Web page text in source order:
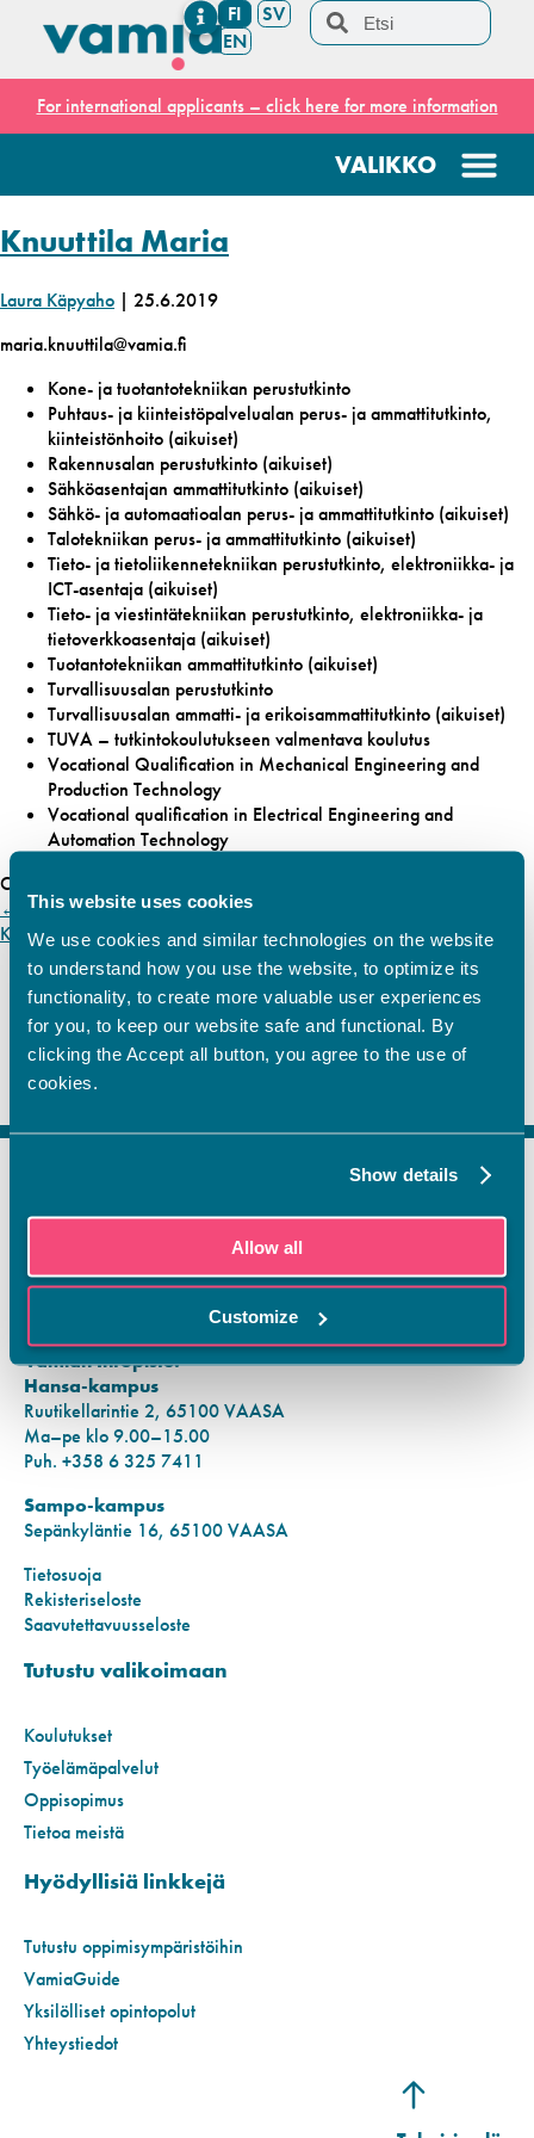
This website uses cookies
We use cookies and similar technologies on the website
to understand how you use the website, to optimize its
functionality, to create more valuable user experiences
for you, to keep our website safe and functional. By
clicking the Accept all button, you agree to the use of
cookies.
Show details
Allow all
Customize
FI
SV
EN
For international applicants – click here for more information
Knuuttila Maria
Laura Käpyaho | 25.6.2019
maria.knuuttila@vamia.fi
Kone- ja tuotantotekniikan perustutkinto
Puhtaus- ja kiinteistöpalvelualan perus- ja ammattitutkinto,
kiinteistönhoito (aikuiset)
Rakennusalan perustutkinto (aikuiset)
Sähköasentajan ammattitutkinto (aikuiset)
Sähkö- ja automaatioalan perus- ja ammattitutkinto (aikuiset)
Talotekniikan perus- ja ammattitutkinto (aikuiset)
Tieto- ja tietoliikennetekniikan perustutkinto, elektroniikka- ja
ICT-asentaja (aikuiset)
Tieto- ja viestintätekniikan perustutkinto, elektroniikka- ja
tietoverkkoasentaja (aikuiset)
Tuotantotekniikan ammattitutkinto (aikuiset)
Turvallisuusalan perustutkinto
Turvallisuusalan ammatti- ja erikoisammattitutkinto (aikuiset)
TUVA – tutkintokoulutukseen valmentava koulutus
Vocational Qualification in Mechanical Engineering and
Production Technology
Vocational qualification in Electrical Engineering and
Automation Technology
Categories:
←
Kontiainen Tero
Knif Ann→
FI
SV
EN
YHTEYSTIEDOT
Vamian Infopiste:
Hansa-kampus
Ruutikellarintie 2, 65100 VAASA
Ma–pe klo 9.00–15.00
Puh. +358 6 325 7411
Sampo-kampus
Sepänkyläntie 16, 65100 VAASA
Tietosuoja
Rekisteriseloste
Saavutettavuusseloste
Tutustu valikoimaan
Koulutukset
Työelämäpalvelut
Oppisopimus
Tietoa meistä
Hyödyllisiä linkkejä
Tutustu oppimisympäristöihin
VamiaGuide
Yksilölliset opintopolut
Yhteystiedot